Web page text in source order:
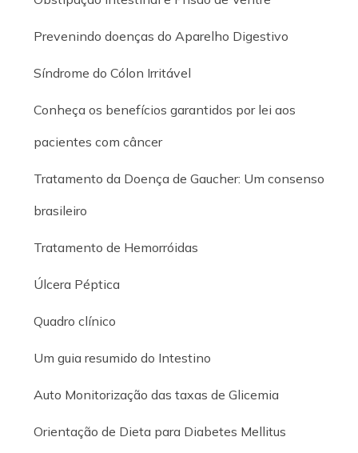
Prevenindo doenças do Aparelho Digestivo
Síndrome do Cólon Irritável
Conheça os benefícios garantidos por lei aos
pacientes com câncer
Tratamento da Doença de Gaucher: Um consenso
brasileiro
Tratamento de Hemorróidas
Úlcera Péptica
Quadro clínico
Um guia resumido do Intestino
Auto Monitorização das taxas de Glicemia
Orientação de Dieta para Diabetes Mellitus